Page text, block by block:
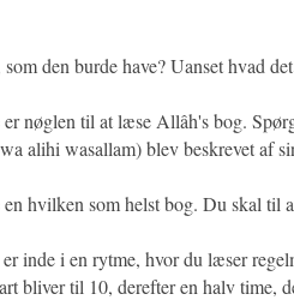
den burde have? Uanset hvad
nøglen til at læse Allâh's bog.
alihi wasallam) blev beskrevet af
hvilken som helst bog. Du skal til
i en rytme, hvor du læser
bliver til 10, derefter en halv time,